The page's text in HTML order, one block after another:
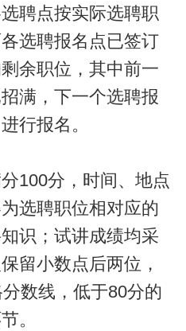
聘点按实际选聘职
选聘报名点已签订
余职位，其中前一
满，下一个选聘报
行报名。
100分，时间、地点
选聘职位相对应的
识；试讲成绩均采
留小数点后两位，
数线，低于80分的
。